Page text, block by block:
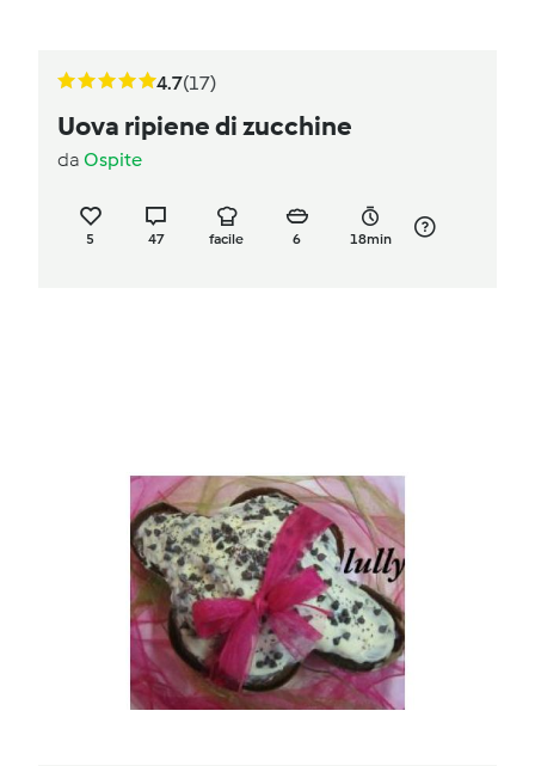
4.7(17)
Uova ripiene di zucchine
da Ospite
5 47 facile 6 18min